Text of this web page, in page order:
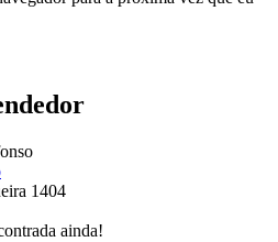
1404
ainda!